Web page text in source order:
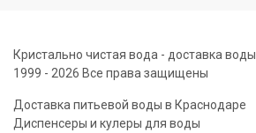
Кристально чистая вода - доставка
1999 - 2026 Все права защищены
Доставка питьевой воды в Краснодаре
Диспенсеры и кулеры для воды